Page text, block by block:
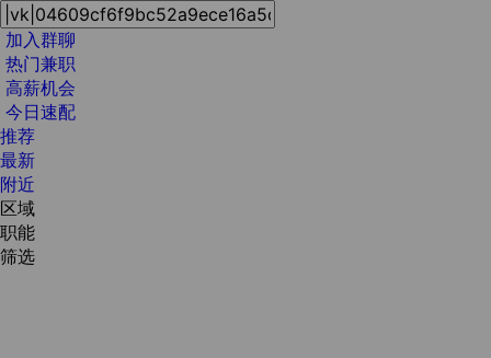
加入群聊
热门兼职
高薪机会
今日速配
推荐
最新
附近
区域
职能
筛选